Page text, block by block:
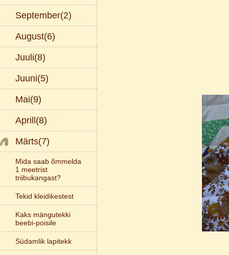
September(2)
August(6)
Juuli(8)
Juuni(5)
Mai(9)
Aprill(8)
Märts(7)
Mida saab õmmelda
1 meetrist
triibukangast?
Tekid kleidikestest
Kaks mängutekki
beebi-poisile
Südamlik lapitekk